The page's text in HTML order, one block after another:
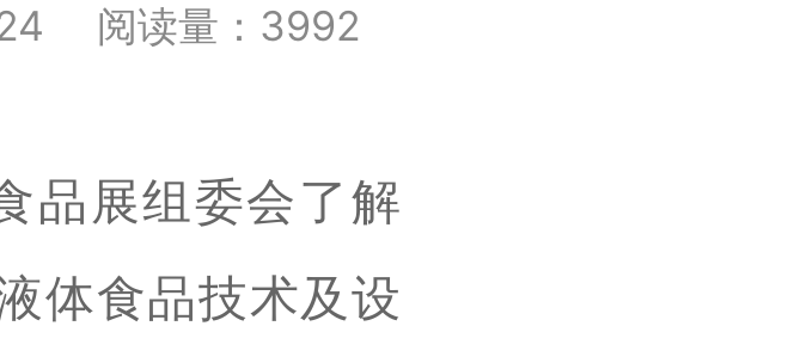
阅读量：3992
品展组委会了解
体食品技术及设